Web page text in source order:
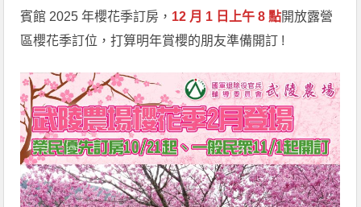
賓館 2025 年櫻花季訂房， 12 月 1 日上午 8 點開放露營
區櫻花季訂位，打算明年賞櫻的朋友準備開訂 !